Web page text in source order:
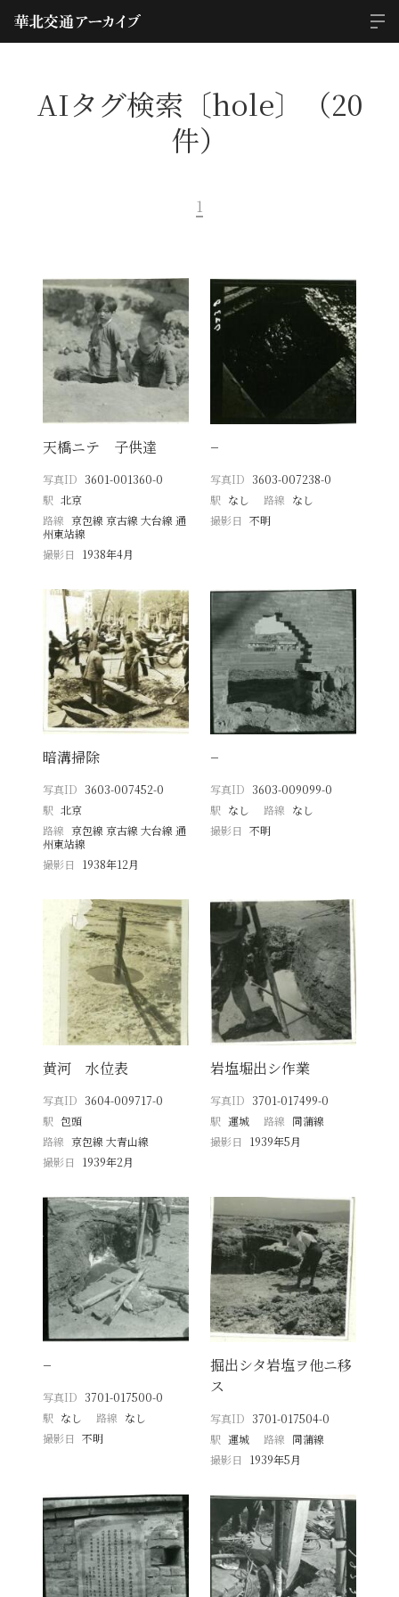
AIタグ検索〔hole〕（20
件）
1
天橋ニテ 子供達
写真ID 3601-001360-0
駅 北京
路線 京包線 京古線 大台線 通
州東站線
撮影日
1938年4月
−
写真ID 3603-007238-0
駅 なし 路線 なし
撮影日 不明
暗溝掃除
写真ID 3603-007452-0
駅 北京
路線 京包線 京古線 大台線 通
州東站線
撮影日
1938年12月
−
写真ID 3603-009099-0
駅 なし 路線 なし
撮影日 不明
黄河 水位表
写真ID 3604-009717-0
駅 包頭
路線 京包線 大青山線
撮影日
1939年2月
岩塩堀出シ作業
写真ID 3701-017499-0
駅 運城 路線 同蒲線
撮影日
1939年5月
−
写真ID 3701-017500-0
駅 なし 路線 なし
撮影日
不明
掘出シタ岩塩ヲ他ニ移
ス
写真ID 3701-017504-0
駅 運城 路線 同蒲線
撮影日
1939年5月